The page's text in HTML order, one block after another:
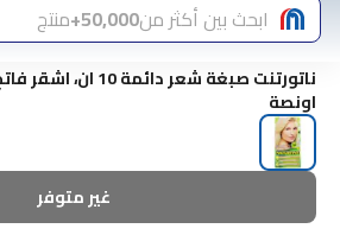
ابحث بين أكثر من50,000+ منتج
اونصة
غير متوفر